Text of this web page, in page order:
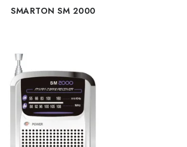
SMARTON SM 2000